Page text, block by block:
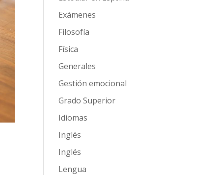
Exámenes
Filosofía
Física
Generales
Gestión emocional
Grado Superior
Idiomas
Inglés
Inglés
Lengua